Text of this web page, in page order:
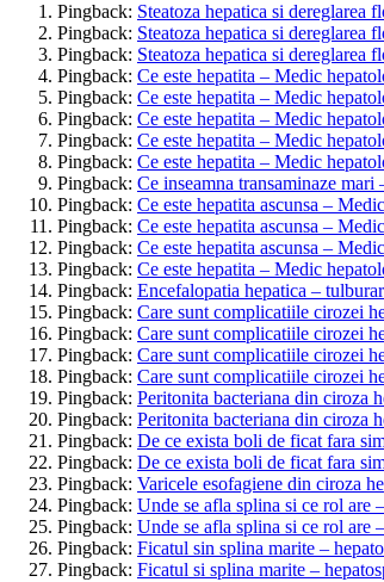
Pingback: Steatoza hepatica si dereglarea
Pingback: Steatoza hepatica si dereglarea
Pingback: Steatoza hepatica si dereglarea
Pingback: Ce este hepatita – Medic
Pingback: Ce este hepatita – Medic
Pingback: Ce este hepatita – Medic
Pingback: Ce este hepatita – Medic
Pingback: Ce este hepatita – Medic
Pingback: Ce inseamna transaminaze
Pingback: Ce este hepatita ascunsa –
Pingback: Ce este hepatita ascunsa –
Pingback: Ce este hepatita ascunsa –
Pingback: Ce este hepatita – Medic
Pingback: Encefalopatia hepatica –
Pingback: Care sunt complicatiile cirozei
Pingback: Care sunt complicatiile cirozei
Pingback: Care sunt complicatiile cirozei
Pingback: Care sunt complicatiile cirozei
Pingback: Peritonita bacteriana din ciroza
Pingback: Peritonita bacteriana din ciroza
Pingback: De ce exista boli de ficat fara
Pingback: De ce exista boli de ficat fara
Pingback: Varicele esofagiene din ciroza
Pingback: Unde se afla splina si ce rol are
Pingback: Unde se afla splina si ce rol are
Pingback: Ficatul sin splina marite –
Pingback: Ficatul si splina marite –